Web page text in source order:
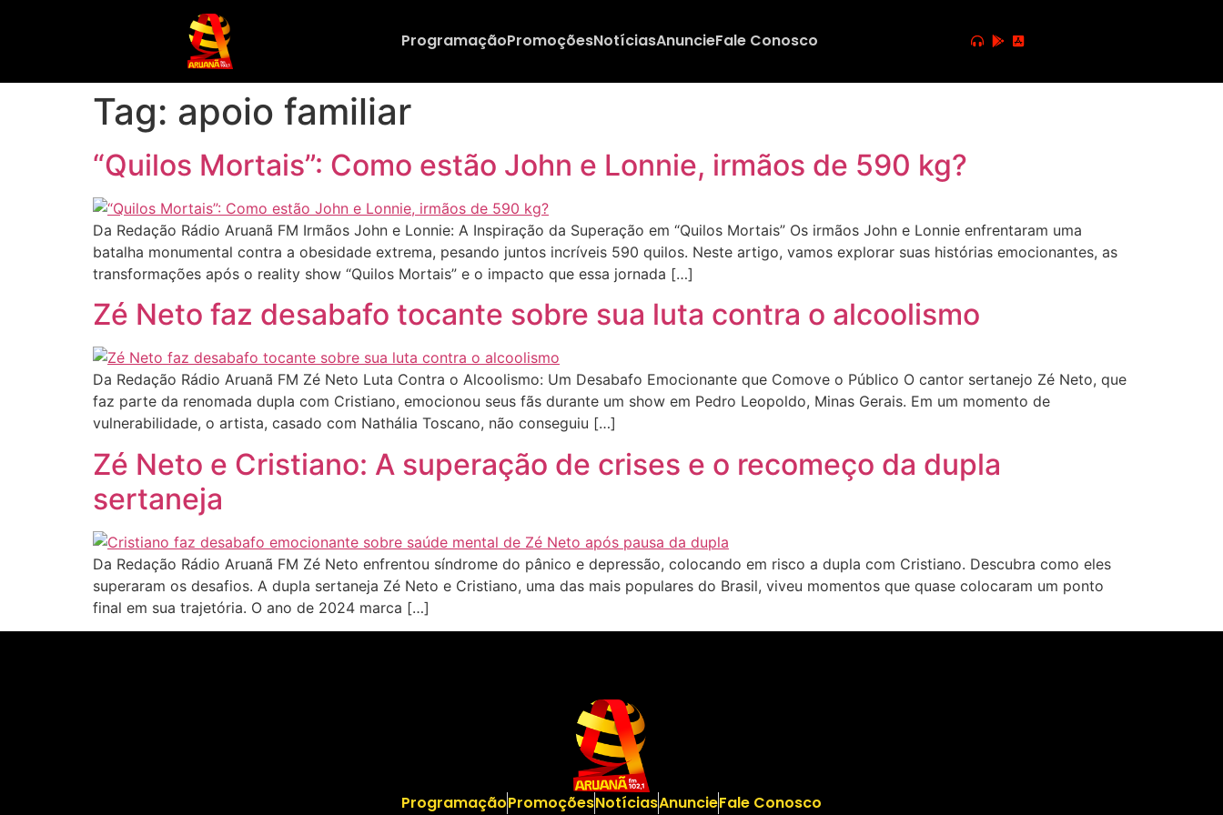
ProgramaçãoPromoçõesNotíciasAnuncieFale Conosco
Tag: apoio familiar
“Quilos Mortais”: Como estão John e Lonnie, irmãos de 590 kg?
Da Redação Rádio Aruanã FM Irmãos John e Lonnie: A Inspiração da Superação em “Quilos Mortais” Os irmãos John e Lonnie enfrentaram uma
batalha monumental contra a obesidade extrema, pesando juntos incríveis 590 quilos. Neste artigo, vamos explorar suas histórias emocionantes, as
transformações após o reality show “Quilos Mortais” e o impacto que essa jornada […]
Zé Neto faz desabafo tocante sobre sua luta contra o alcoolismo
Da Redação Rádio Aruanã FM Zé Neto Luta Contra o Alcoolismo: Um Desabafo Emocionante que Comove o Público O cantor sertanejo Zé Neto, que
faz parte da renomada dupla com Cristiano, emocionou seus fãs durante um show em Pedro Leopoldo, Minas Gerais. Em um momento de
vulnerabilidade, o artista, casado com Nathália Toscano, não conseguiu […]
Zé Neto e Cristiano: A superação de crises e o recomeço da dupla
sertaneja
Da Redação Rádio Aruanã FM Zé Neto enfrentou síndrome do pânico e depressão, colocando em risco a dupla com Cristiano. Descubra como eles
superaram os desafios. A dupla sertaneja Zé Neto e Cristiano, uma das mais populares do Brasil, viveu momentos que quase colocaram um ponto
final em sua trajetória. O ano de 2024 marca […]
ProgramaçãoPromoçõesNotíciasAnuncieFale Conosco